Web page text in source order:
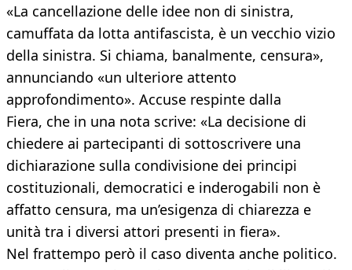
«La cancellazione delle idee non di sinistra,
camuffata da lotta antifascista, è un vecchio vizio
della sinistra. Si chiama, banalmente, censura»,
annunciando «un ulteriore attento
approfondimento». Accuse respinte dalla
Fiera, che in una nota scrive: «La decisione di
chiedere ai partecipanti di sottoscrivere una
dichiarazione sulla condivisione dei principi
costituzionali, democratici e inderogabili non è
affatto censura, ma un’esigenza di chiarezza e
unità tra i diversi attori presenti in fiera».
Nel frattempo però il caso diventa anche politico.